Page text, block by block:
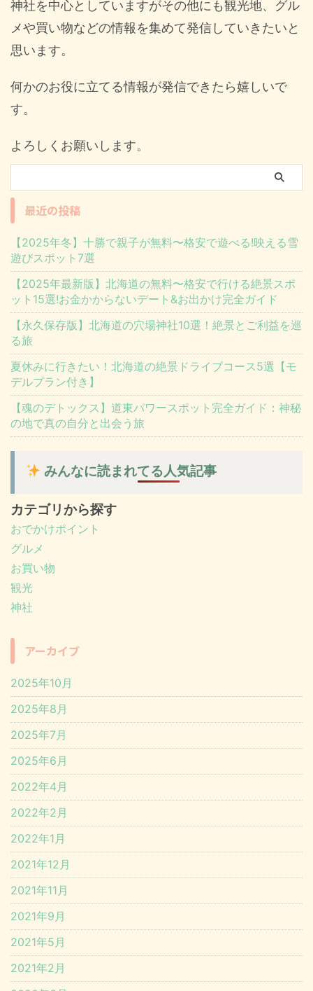
神社を中心としていますがその他にも観光地、グル
メや買い物などの情報を集めて発信していきたいと
思います。
何かのお役に立てる情報が発信できたら嬉しいで
す。
よろしくお願いします。
最近の投稿
【2025年冬】十勝で親子が無料〜格安で遊べる!映える雪
遊びスポット7選
【2025年最新版】北海道の無料〜格安で行ける絶景スポ
ット15選!お金かからないデート&お出かけ完全ガイド
【永久保存版】北海道の穴場神社10選！絶景とご利益を巡
る旅
夏休みに行きたい！北海道の絶景ドライブコース5選【モ
デルプラン付き】
【魂のデトックス】道東パワースポット完全ガイド：神秘
の地で真の自分と出会う旅
みんなに読まれてる人気記事
カテゴリから探す
おでかけポイント
グルメ
お買い物
観光
神社
アーカイブ
2025年10月
2025年8月
2025年7月
2025年6月
2022年4月
2022年2月
2022年1月
2021年12月
2021年11月
2021年9月
2021年5月
2021年2月